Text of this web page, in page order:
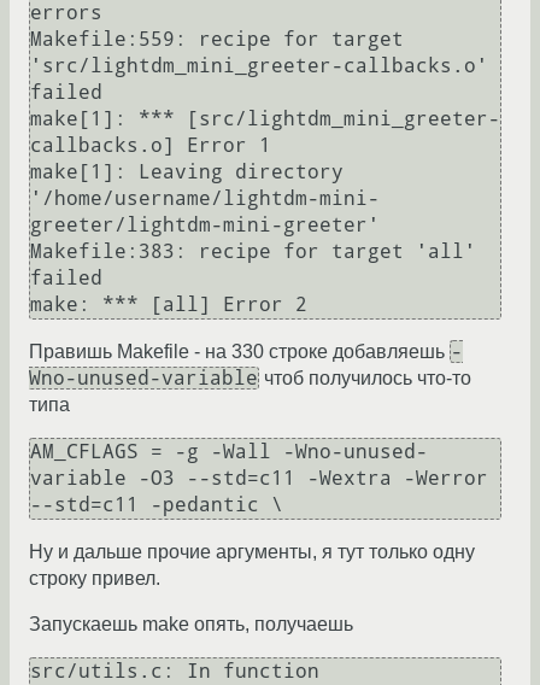
errors
Makefile:559: recipe for target
'src/lightdm_mini_greeter-callbacks.o'
failed
make[1]: *** [src/lightdm_mini_greeter-
callbacks.o] Error 1
make[1]: Leaving directory
'/home/username/lightdm-mini-
greeter/lightdm-mini-greeter'
Makefile:383: recipe for target 'all'
failed
Правишь Makefile - на 330 строке добавляешь -
Wno-unused-variable чтоб получилось что-то
типа
AM_CFLAGS = -g -Wall -Wno-unused-
variable -O3 --std=c11 -Wextra -Werror
Ну и дальше прочие аргументы, я тут только одну
строку привел.
Запускаешь make опять, получаешь
src/utils.c: In function